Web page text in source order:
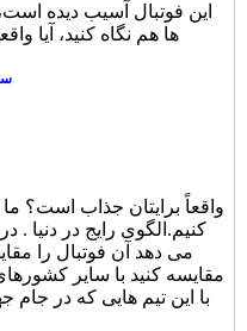
این فوتبال آسیب دیده
ها هم نگاه کنید، آیا
واقعاً برایتان جذاب است؟ ما
کنیم.الگوی رایج در دنیا .
می دهد آن فوتبال را
مقایسه کنید با سایر
با این تیم هایی که در جام